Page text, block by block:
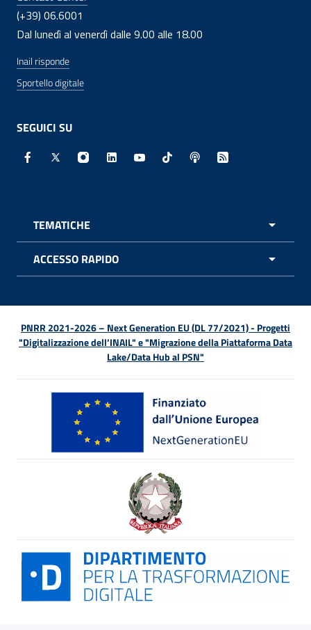
(+39) 06.6001
Dal lunedì al venerdì dalle 9.00 alle 18.00
Inail risponde
Sportello digitale
SEGUICI SU
Facebook - Sito esterno - Apertura in nuova finestra
X - Sito esterno - Apertura in nuova finestra
Instagram - Sito esterno - Apertura in
Linkedin - Sito esterno - Apertura in
Youtube - Sito esterno -
TikTok - Sito esterno -
Spreaker - Sito
Feed RSS -
TEMATICHE
ACCESSO RAPIDO
PNRR 2021-2026 – Next Generation EU (DL 77/2021) - Progetti
"Digitalizzazione dell’INAIL" e "Migrazione della Piattaforma Data
Lake/Data Hub al PSN"